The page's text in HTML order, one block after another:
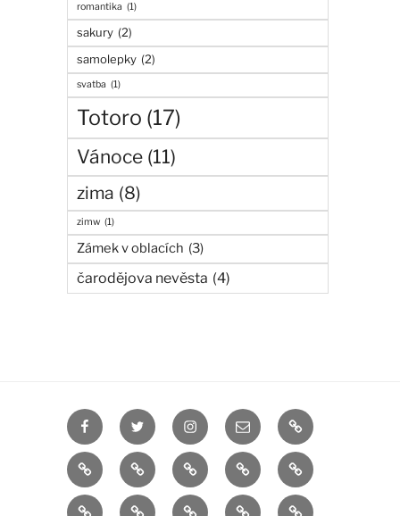
romantika (1)
sakury (2)
samolepky (2)
svatba (1)
Totoro (17)
Vánoce (11)
zima (8)
zimw (1)
Zámek v oblacích (3)
čarodějova nevěsta (4)
FacebookTwitter Instagram manga
anime
Cesta
do
fantazie
Zámek
v
oblacích
čarodějova
nevěsta
Elias
Chise japonskonálepky Totoro anime